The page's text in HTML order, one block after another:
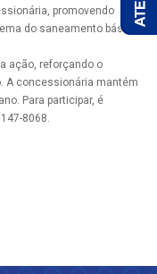
promovendo
do saneamento básico.
ação, reforçando o
A concessionária mantém
Para participar, é
8068.